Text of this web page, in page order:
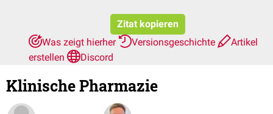
Zitat kopieren
Was zeigt hierher
Versionsgeschichte
Artikel
erstellen
Discord
Klinische Pharmazie